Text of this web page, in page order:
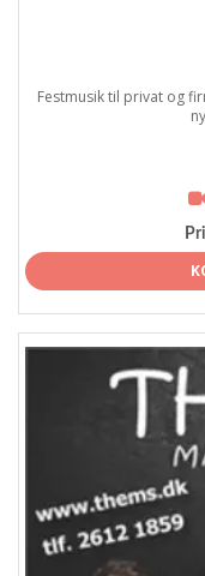
Festmusik til privat og